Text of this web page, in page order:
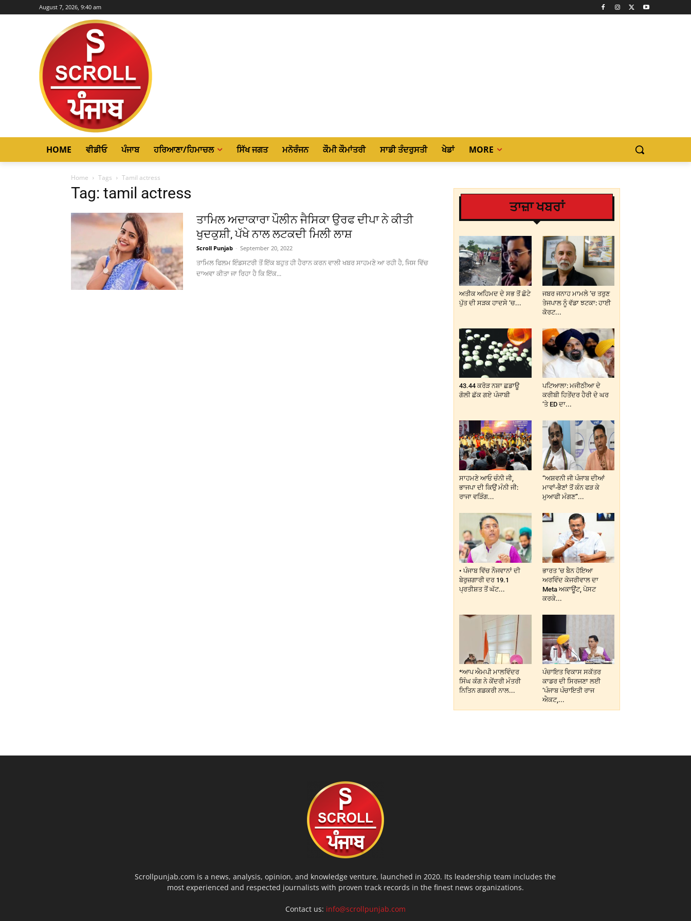
August 7, 2026, 9:40 am
HOME ਵੀਡੀਓ ਪੰਜਾਬ ਹਰਿਆਣਾ/ਹਿਮਾਚਲ ਸਿੱਖ ਜਗਤ ਮਨੋਰੰਜਨ ਕੌਮੀ ਕੌਮਾਂਤਰੀ ਸਾਡੀ ਤੰਦਰੁਸਤੀ ਖੇਡਾਂ MORE
Home Tags Tamil actress
Tag: tamil actress
ਤਾਮਿਲ ਅਦਾਕਾਰਾ ਪੌਲੀਨ ਜੈਸਿਕਾ ਉਰਫ ਦੀਪਾ ਨੇ ਕੀਤੀ
ਖੁਦਕੁਸ਼ੀ, ਪੱਖੇ ਨਾਲ ਲਟਕਦੀ ਮਿਲੀ ਲਾਸ਼
Scroll Punjab - September 20, 2022
ਤਾਮਿਲ ਫਿਲਮ ਇੰਡਸਟਰੀ ਤੋਂ ਇੱਕ ਬਹੁਤ ਹੀ ਹੈਰਾਨ ਕਰਨ ਵਾਲੀ ਖਬਰ ਸਾਹਮਣੇ ਆ ਰਹੀ ਹੈ, ਜਿਸ ਵਿੱਚ
ਦਾਅਵਾ ਕੀਤਾ ਜਾ ਰਿਹਾ ਹੈ ਕਿ ਇੱਕ...
ਤਾਜ਼ਾ ਖਬਰਾਂ
ਅਤੀਕ ਅਹਿਮਦ ਦੇ ਸਭ ਤੋਂ ਛੋਟੇ
ਪੁੱਤ ਦੀ ਸੜਕ ਹਾਦਸੇ ‘ਚ...
ਜਬਰ ਜਨਾਹ ਮਾਮਲੇ ‘ਚ ਤਰੁਣ
ਤੇਜਪਾਲ ਨੂੰ ਵੱਡਾ ਝਟਕਾ: ਹਾਈ
ਕੋਰਟ...
43.44 ਕਰੋੜ ਨਸ਼ਾ ਛਡਾਊ
ਗੋਲੀ ਛੱਕ ਗਏ ਪੰਜਾਬੀ
ਪਟਿਆਲਾ: ਮਜੀਠੀਆ ਦੇ
ਕਰੀਬੀ ਹਿਤੇਂਦਰ ਹੈਰੀ ਦੇ ਘਰ
‘ਤੇ ED ਦਾ...
ਸਾਹਮਣੇ ਆਓ ਚੰਨੀ ਜੀ,
ਭਾਜਪਾ ਦੀ ਕਿਉਂ ਮੰਨੀ ਜੀ:
ਰਾਜਾ ਵੜਿੰਗ...
“ਅਸ਼ਵਨੀ ਜੀ ਪੰਜਾਬ ਦੀਆਂ
ਮਾਵਾਂ-ਭੈਣਾਂ ਤੋਂ ਕੰਨ ਫੜ ਕੇ
ਮੁਆਫੀ ਮੰਗਣ”...
• ਪੰਜਾਬ ਵਿੱਚ ਨੌਜਵਾਨਾਂ ਦੀ
ਬੇਰੁਜ਼ਗਾਰੀ ਦਰ 19.1
ਪ੍ਰਤੀਸ਼ਤ ਤੋਂ ਘੱਟ...
ਭਾਰਤ ‘ਚ ਬੈਨ ਹੋਇਆ
ਅਰਵਿੰਦ ਕੇਜਰੀਵਾਲ ਦਾ
Meta ਅਕਾਊਂਟ, ਪੋਸਟ
ਕਰਕੇ...
*ਆਪ ਐਮਪੀ ਮਾਲਵਿੰਦਰ
ਸਿੰਘ ਕੰਗ ਨੇ ਕੇਂਦਰੀ ਮੰਤਰੀ
ਨਿਤਿਨ ਗਡਕਰੀ ਨਾਲ...
ਪੰਚਾਇਤ ਵਿਕਾਸ ਸਕੱਤਰ
ਕਾਡਰ ਦੀ ਸਿਰਜਣਾ ਲਈ
‘ਪੰਜਾਬ ਪੰਚਾਇਤੀ ਰਾਜ
ਐਕਟ,...
Scrollpunjab.com is a news, analysis, opinion, and knowledge venture, launched in 2020. Its leadership team includes the
most experienced and respected journalists with proven track records in the finest news organizations.
Contact us: info@scrollpunjab.com